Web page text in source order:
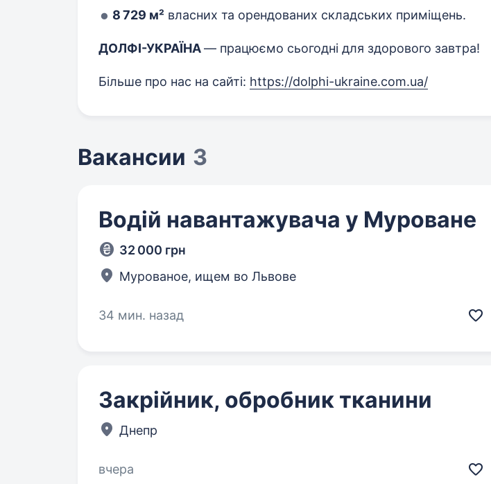
8 729 м² власних та орендованих складських приміщень.
ДОЛФІ-УКРАЇНА— працюємо сьогодні для здорового завтра!
Більше про нас на сайті: https://dolphi-ukraine.com.ua/
Вакансии 3
Водій навантажувача у Муроване
32 000 грн
Мурованое, ищем во Львове
34 мин. назад
Закрійник, обробник тканини
Днепр
вчера